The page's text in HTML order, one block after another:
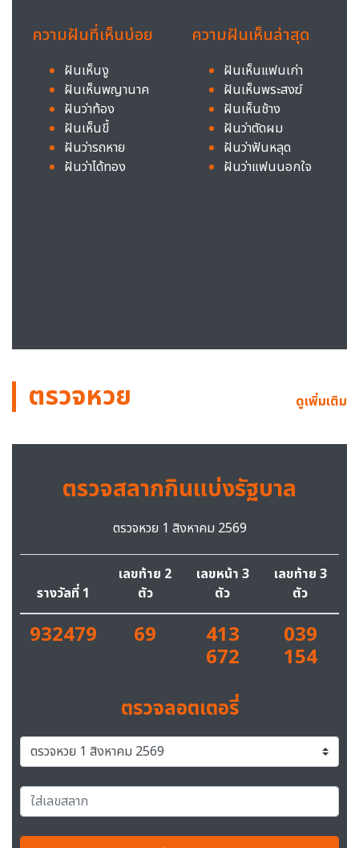
ความฝันที่เห็นบ่อย
ฝันเห็นงู
ฝันเห็นพญานาค
ฝันว่าท้อง
ฝันเห็นขี้
ฝันว่ารถหาย
ฝันว่าได้ทอง
ความฝันเห็นล่าสุด
ฝันเห็นแฟนเก่า
ฝันเห็นพระสงฆ์
ฝันเห็นช้าง
ฝันว่าตัดผม
ฝันว่าฟันหลุด
ฝันว่าแฟนนอกใจ
ตรวจหวย ดูเพิ่มเติม
ตรวจสลากกินแบ่งรัฐบาล
ตรวจหวย 1 สิงหาคม 2569
รางวัลที่ 1
เลขท้าย 2
ตัว
เลขหน้า 3
ตัว
เลขท้าย 3
ตัว
932479 69 413
672
039
154
ตรวจลอตเตอรี่